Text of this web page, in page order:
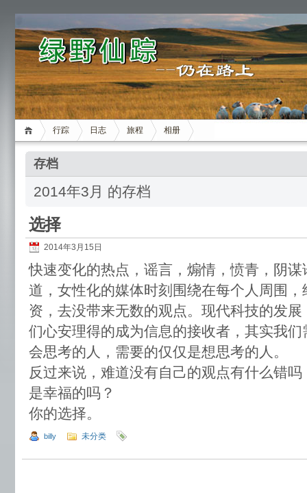
行踪 日志 旅程 相册
存档
2014年3月 的存档
选择
2014年3月15日
快速变化的热点，谣言，煽情，愤青，阴
道，女性化的媒体时刻围绕在每个人周围
资，去没带来无数的观点。现代科技的发
们心安理得的成为信息的接收者，其实我
会思考的人，需要的仅仅是想思考的人。
反过来说，难道没有自己的观点有什么错
是幸福的吗？
你的选择。
billy 未分类